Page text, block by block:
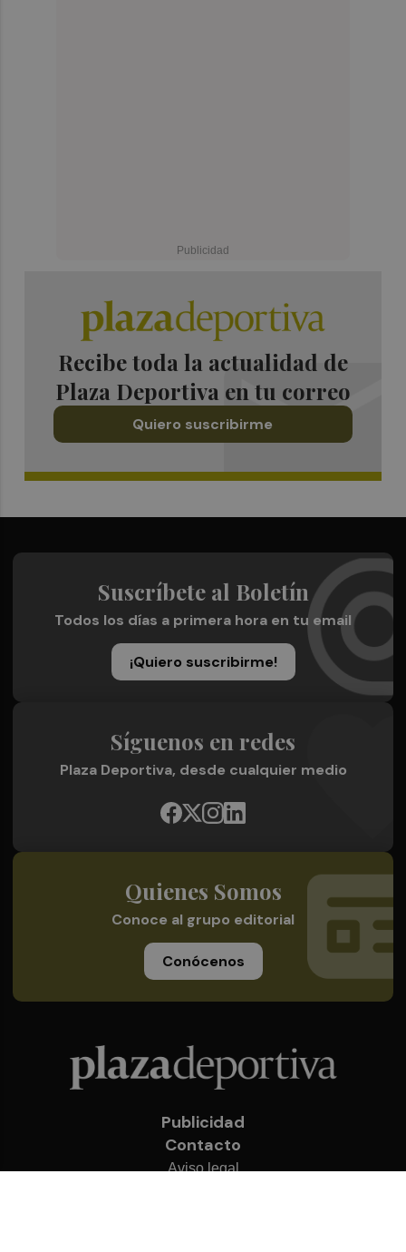
Recibe toda la actualidad de
Plaza Deportiva en tu correo
Quiero suscribirme
Suscríbete al Boletín
Todos los días a primera hora en tu email
¡Quiero suscribirme!
Síguenos en redes
Plaza Deportiva, desde cualquier medio
Quienes Somos
Conoce al grupo editorial
Conócenos
Publicidad
Contacto
Aviso legal